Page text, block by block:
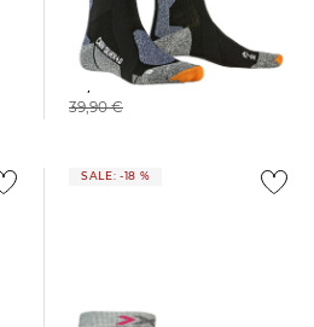
X-Socks | Skisocken CARVE
SILVER 4.0
30,35 €
39,90 €
SALE: -18 %